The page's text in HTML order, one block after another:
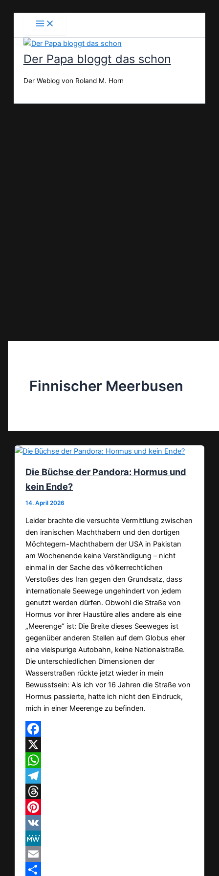
Der Papa bloggt das schon
Der Weblog von Roland M. Horn
Finnischer Meerbusen
Die Büchse der Pandora: Hormus und
kein Ende?
14. April 2026
Leider brachte die versuchte Vermittlung zwischen
den iranischen Machthabern und den dortigen
Möchtegern-Machthabern der USA in Pakistan
am Wochenende keine Verständigung – nicht
einmal in der Sache des völkerrechtlichen
Verstoßes des Iran gegen den Grundsatz, dass
internationale Seewege ungehindert von jedem
genutzt werden dürfen. Obwohl die Straße von
Hormus vor ihrer Haustüre alles andere als eine
„Meerenge“ ist: Die Breite dieses Seeweges ist
gegenüber anderen Stellen auf dem Globus eher
eine vielspurige Autobahn, keine Nationalstraße.
Die unterschiedlichen Dimensionen der
Wasserstraßen rückte jetzt wieder in mein
Bewusstsein: Als ich vor 16 Jahren die Straße von
Hormus passierte, hatte ich nicht den Eindruck,
mich in einer Meerenge zu befinden.
Facebook
X
WhatsApp
Telegram
Threads
Pinterest
VK
MeWe
Email